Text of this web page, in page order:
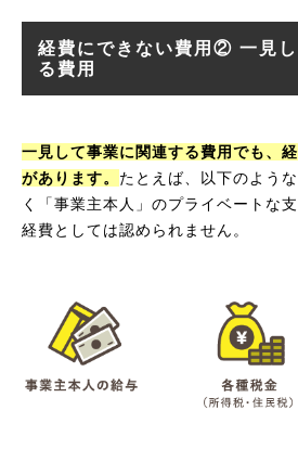
経費にできない費用② 一見
る費用
一見して事業に関連する費用でも、
があります。 たとえば、以下のよう
く「事業主本人」のプライベートな
経費としては認められません。